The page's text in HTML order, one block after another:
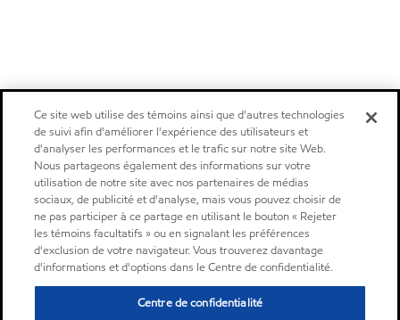
Ce site web utilise des témoins ainsi que d'autres technologies
de suivi afin d'améliorer l'expérience des utilisateurs et
d'analyser les performances et le trafic sur notre site Web.
Nous partageons également des informations sur votre
utilisation de notre site avec nos partenaires de médias
sociaux, de publicité et d'analyse, mais vous pouvez choisir de
ne pas participer à ce partage en utilisant le bouton « Rejeter
les témoins facultatifs » ou en signalant les préférences
d'exclusion de votre navigateur. Vous trouverez davantage
d'informations et d'options dans le Centre de confidentialité.
Centre de confidentialité